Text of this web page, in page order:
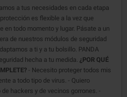
a tus necesidades en cada etapa
es flexible a la vez que
en todo momento y lugar. Pásate a un
de nuestros módulos de seguridad
a ti y a tu bolsillo. PANDA
hecha a tu medida. ¿POR QUÉ
- Necesito proteger todos mis
a todo tipo de virus. - Quiero
hackers y de vecinos gorrones. -